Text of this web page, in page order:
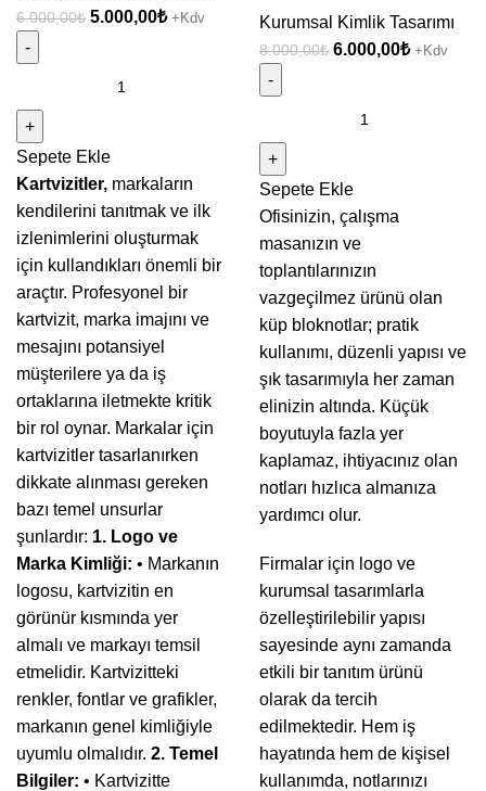
6.000,00₺ Orijinal
5.000,00₺Şu
+Kdv
adet
Sepete Ekle
Kartvizitler, markaların
kendilerini tanıtmak ve ilk
izlenimlerini oluşturmak
için kullandıkları önemli bir
araçtır. Profesyonel bir
kartvizit, marka imajını ve
mesajını potansiyel
müşterilere ya da iş
ortaklarına iletmekte kritik
bir rol oynar. Markalar için
kartvizitler tasarlanırken
dikkate alınması gereken
bazı temel unsurlar
şunlardır: 1. Logo ve
Marka Kimliği: • Markanın
logosu, kartvizitin en
görünür kısmında yer
almalı ve markayı temsil
etmelidir. Kartvizitteki
renkler, fontlar ve grafikler,
markanın genel kimliğiyle
uyumlu olmalıdır. 2. Temel
Bilgiler: • Kartvizitte
Kurumsal Kimlik Tasarımı
8.000,00₺ Orijinal
6.000,00₺Şu
+Kdv
Tasarımı
adet
Sepete Ekle
Ofisinizin, çalışma
masanızın ve
toplantılarınızın
vazgeçilmez ürünü olan
küp bloknotlar; pratik
kullanımı, düzenli yapısı ve
şık tasarımıyla her zaman
elinizin altında. Küçük
boyutuyla fazla yer
kaplamaz, ihtiyacınız olan
notları hızlıca almanıza
yardımcı olur.
Firmalar için logo ve
kurumsal tasarımlarla
özelleştirilebilir yapısı
sayesinde aynı zamanda
etkili bir tanıtım ürünü
olarak da tercih
edilmektedir. Hem iş
hayatında hem de kişisel
kullanımda, notlarınızı